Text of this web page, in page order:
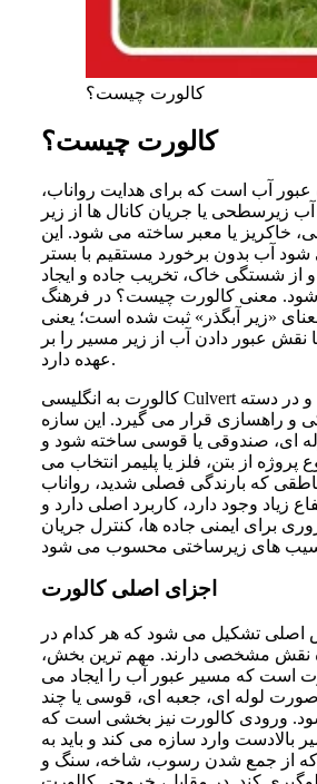
کالورت چیست؟
کالورت چیست؟
آب است که برای هدایت رواناب،
زیرسطحی یا جریان کانال‌ ها از زیر
خاکریز یا معبر ساخته می شود. این
آب بدون برخورد مستقیم با بستر
از شستگی خاک، تخریب جاده و ایجاد
شود. معنی کالورت چیست؟ در فرهنگ
«زیر آبگذر» ثبت شده است؛ یعنی
نقش عبور دادن آب از زیر مسیر را بر
عهده دارد.
کالورت به انگلیسی Culvert نوشته می شود و در دسته
و راهسازی قرار می گیرد. این سازه
ای، صندوقی یا قوسی ساخته شود و
از بتن، فلز یا پلیمر انتخاب می
که بارندگی فصلی شدید، رواناب
زیاد وجود دارد، کاربرد اصلی دارد و
برای ایمنی جاده ها، کنترل جریان
اجزای اصلی کالورت
اصلی تشکیل می شود که هر کدام در
نقش مشخصی دارند. مهم ترین بخش،
است که مسیر عبور آب را ایجاد می
صورت لوله ای، جعبه ای، قوسی یا چند
ورودی کالورت نیز بخشی است که
بالادست وارد سازه می کند و باید به
که از جمع شدن رسوب، شاخه، سنگ و